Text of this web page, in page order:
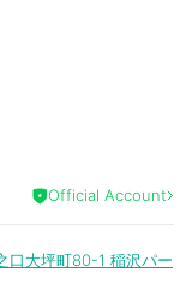
Official Account
口大坪町80-1 稲沢パー